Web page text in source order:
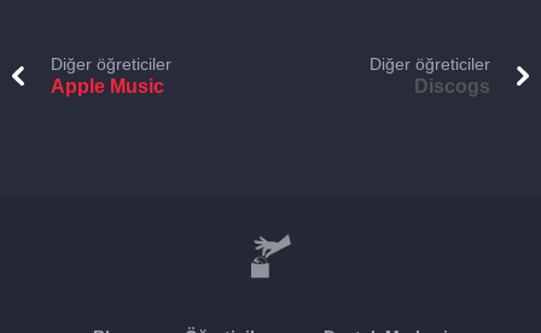
Diğer öğreticiler
Apple Music
Diğer öğreticiler
Discogs